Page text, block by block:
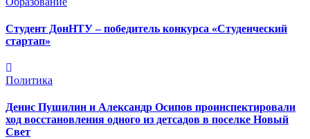
Студент ДонНТУ – победитель конкурса «Студенческий
стартап»
Политика
Денис Пушилин и Александр Осипов проинспектировали
ход восстановления одного из детсадов в поселке Новый
Свет